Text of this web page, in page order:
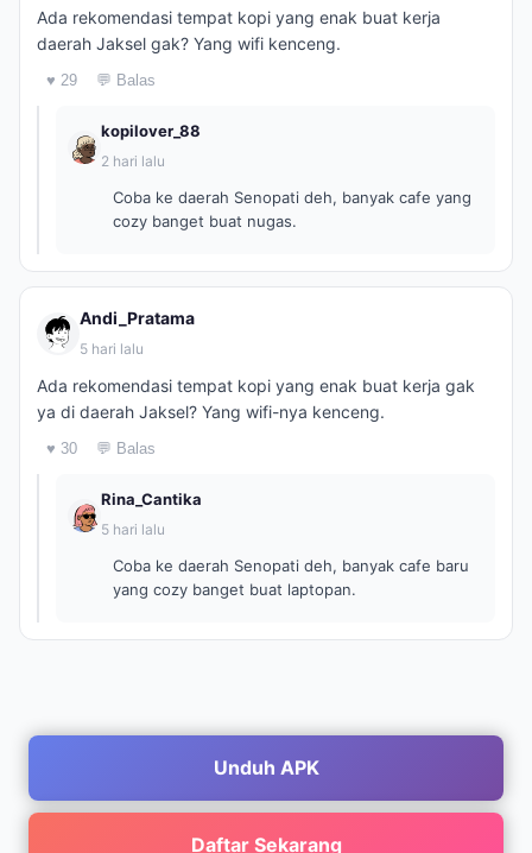
Ada rekomendasi tempat kopi yang enak buat kerja
daerah Jaksel gak? Yang wifi kenceng.
♥ 29 💬 Balas
kopilover_88
2 hari lalu
Coba ke daerah Senopati deh, banyak cafe yang
cozy banget buat nugas.
Andi_Pratama
5 hari lalu
Ada rekomendasi tempat kopi yang enak buat kerja gak
ya di daerah Jaksel? Yang wifi-nya kenceng.
♥ 30 💬 Balas
Rina_Cantika
5 hari lalu
Coba ke daerah Senopati deh, banyak cafe baru
yang cozy banget buat laptopan.
Unduh APK
Daftar Sekarang